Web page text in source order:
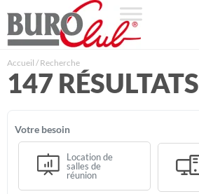
Accueil / Recherche
147 RÉSULTATS
votre besoin
Location de
salles de
réunion